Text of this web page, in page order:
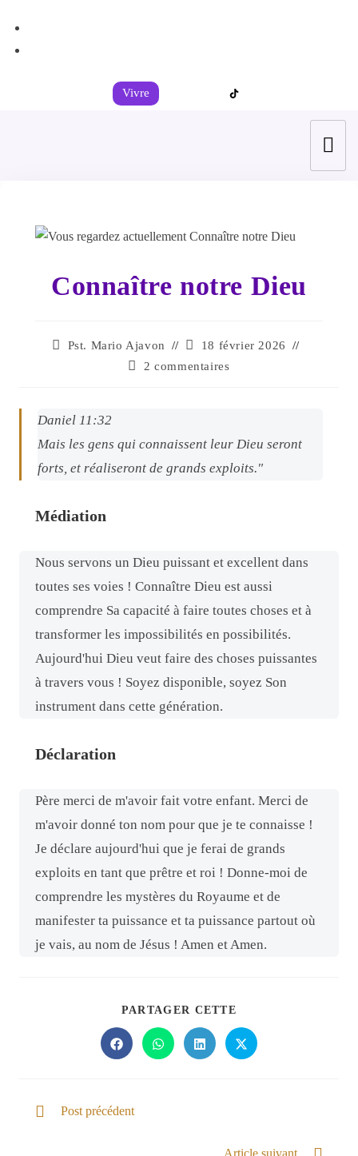
Vivre
Connaître notre Dieu
Pst. Mario Ajavon
18 février 2026
2 commentaires
Daniel 11:32
Mais les gens qui connaissent leur Dieu seront
forts, et réaliseront de grands exploits."
Médiation
Nous servons un Dieu puissant et excellent dans
toutes ses voies ! Connaître Dieu est aussi
comprendre Sa capacité à faire toutes choses et à
transformer les impossibilités en possibilités.
Aujourd'hui Dieu veut faire des choses puissantes
à travers vous ! Soyez disponible, soyez Son
instrument dans cette génération.
Déclaration
Père merci de m'avoir fait votre enfant. Merci de
m'avoir donné ton nom pour que je te connaisse !
Je déclare aujourd'hui que je ferai de grands
exploits en tant que prêtre et roi ! Donne-moi de
comprendre les mystères du Royaume et de
manifester ta puissance et ta puissance partout où
je vais, au nom de Jésus ! Amen et Amen.
PARTAGER CETTE
Post précédent